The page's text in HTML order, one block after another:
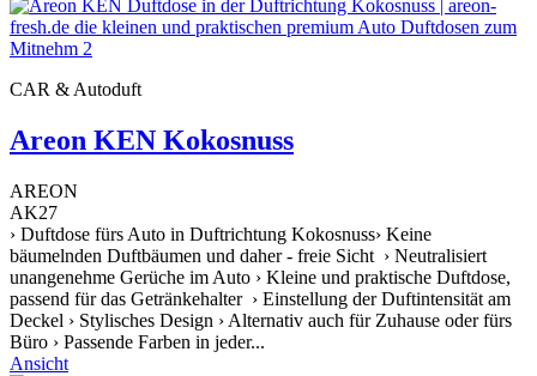
CAR & Autoduft
Areon KEN Kokosnuss
AREON
AK27
› Duftdose fürs Auto in Duftrichtung Kokosnuss› Keine
bäumelnden Duftbäumen und daher - freie Sicht › Neutralisiert
unangenehme Gerüche im Auto › Kleine und praktische Duftdose,
passend für das Getränkehalter › Einstellung der Duftintensität am
Deckel › Stylisches Design › Alternativ auch für Zuhause oder fürs
Büro › Passende Farben in jeder...
Ansicht